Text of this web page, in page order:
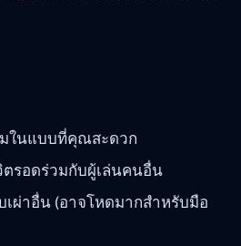
มในแบบที่คุณสะดวก
ตรอดร่วมกับผู้เล่นคนอื่น
เผ่าอื่น (อาจโหดมากสำหรับมือ